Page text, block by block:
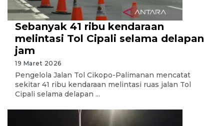
Sebanyak 41 ribu kendaraan
melintasi Tol Cipali selama delapan
jam
19 Maret 2026
Pengelola Jalan Tol Cikopo-Palimanan mencatat
sekitar 41 ribu kendaraan melintasi ruas jalan Tol
Cipali selama delapan ...